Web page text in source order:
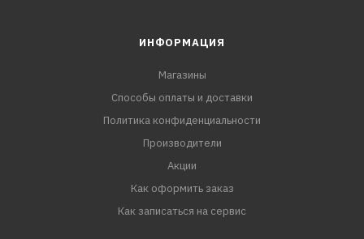
ИНФОРМАЦИЯ
Магазины
Способы оплаты и доставки
Политика конфиденциальности
Производители
Акции
Как оформить заказ
Как записаться на сервис